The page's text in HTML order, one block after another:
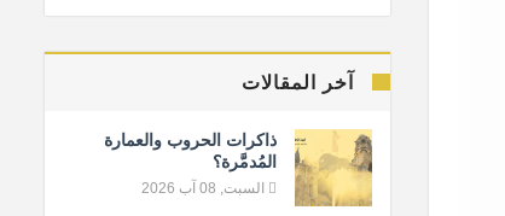
آخر المقالات
ذاكرات الحروب والعمارة
المُدمَّرة؟
السبت, 08 آب 2026